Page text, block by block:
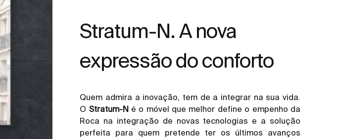
Stratum-N. A nova
expressão do conforto
Quem admira a inovação, tem de a integrar na sua vida.
O Stratum-N é o móvel que melhor define o empenho da
Roca na integração de novas tecnologias e a solução
perfeita para quem pretende ter os últimos avanços